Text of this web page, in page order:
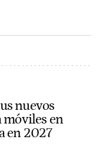
nuevos
móviles en
en 2027